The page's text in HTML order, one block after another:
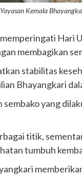
Kemala
Hari
membagikan
stabilitas
Bhayangkari
yang
titik,
tumbuh